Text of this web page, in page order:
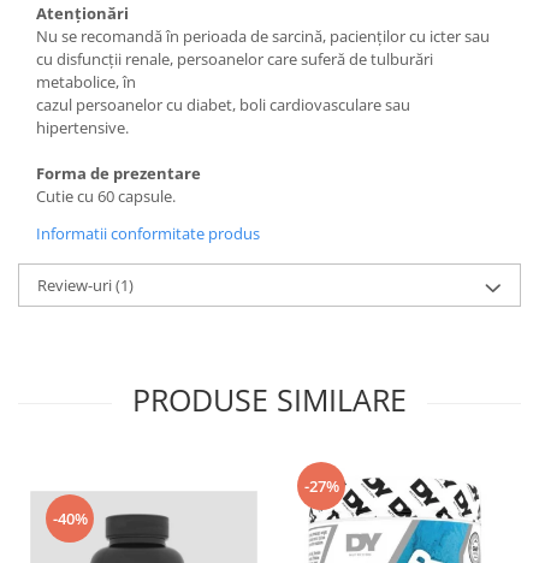
Atenționări
Nu se recomandă în perioada de sarcină, pacienților cu icter sau
cu disfuncții renale, persoanelor care suferă de tulburări
metabolice, în
cazul persoanelor cu diabet, boli cardiovasculare sau
hipertensive.
Forma de prezentare
Cutie cu 60 capsule.
Informatii conformitate produs
Review-uri(1)
PRODUSE SIMILARE
-40%
-27%